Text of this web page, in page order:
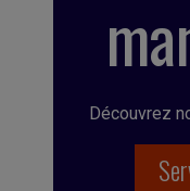
Découvrez